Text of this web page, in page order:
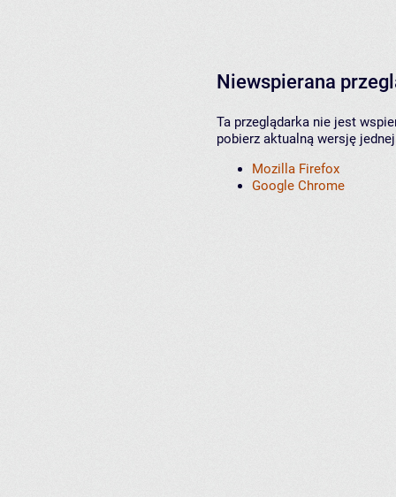
Niewspierana
Ta przeglądarka nie jest
pobierz aktualną wersję
Mozilla Firefox
Google Chrome